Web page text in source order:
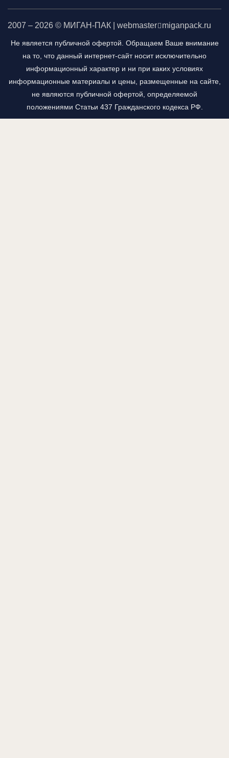
2007 – 2026 © МИГАН-ПАК | webmaster miganpack.ru
Не является публичной офертой. Обращаем Ваше внимание
на то, что данный интернет-сайт носит исключительно
информационный характер и ни при каких условиях
информационные материалы и цены, размещенные на сайте,
не являются публичной офертой, определяемой
положениями Статьи 437 Гражданского кодекса РФ.